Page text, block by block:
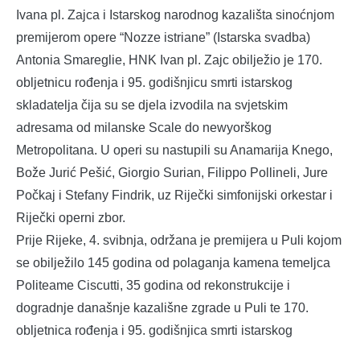
Ivana pl. Zajca i Istarskog narodnog kazališta sinoćnjom
premijerom opere “Nozze istriane” (Istarska svadba)
Antonia Smareglie, HNK Ivan pl. Zajc obilježio je 170.
obljetnicu rođenja i 95. godišnjicu smrti istarskog
skladatelja čija su se djela izvodila na svjetskim
adresama od milanske Scale do newyorškog
Metropolitana. U operi su nastupili su Anamarija Knego,
Bože Jurić Pešić, Giorgio Surian, Filippo Pollineli, Jure
Počkaj i Stefany Findrik, uz Riječki simfonijski orkestar i
Riječki operni zbor.
Prije Rijeke, 4. svibnja, održana je premijera u Puli kojom
se obilježilo 145 godina od polaganja kamena temeljca
Politeame Ciscutti, 35 godina od rekonstrukcije i
dogradnje današnje kazališne zgrade u Puli te 170.
obljetnica rođenja i 95. godišnjica smrti istarskog